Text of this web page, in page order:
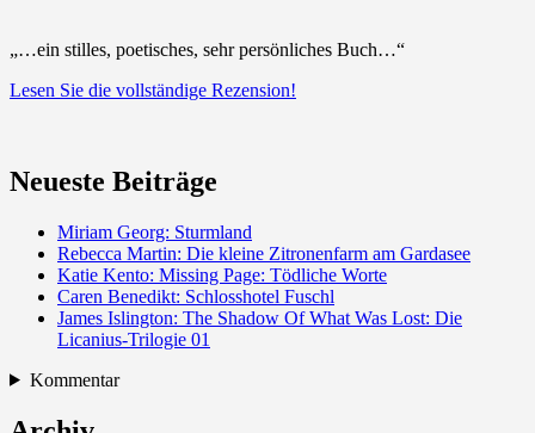
„…ein stilles, poetisches, sehr persönliches Buch…“
Lesen Sie die vollständige Rezension!
Neueste Beiträge
Miriam Georg: Sturmland
Rebecca Martin: Die kleine Zitronenfarm am Gardasee
Katie Kento: Missing Page: Tödliche Worte
Caren Benedikt: Schlosshotel Fuschl
James Islington: The Shadow Of What Was Lost: Die
Licanius-Trilogie 01
Kommentar